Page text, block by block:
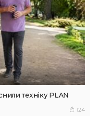
техніку PLAN
124